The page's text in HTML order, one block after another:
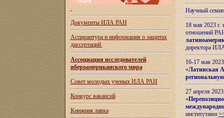
Документы ИЛА РАН
Аспирантура и информация о защитах
диссертаций
Ассоциация исследователей
ибероамериканского мира
Совет молодых ученых ИЛА РАН
Конкурс вакансий
Книжная лавка
Научный
18 мая 2023
отношений
директора
16-17 мая
«Латинская
27 апреля
«
институтами